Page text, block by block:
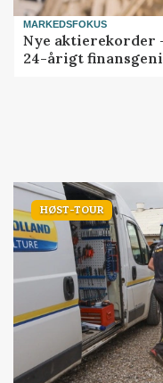
MARKEDSFOKUS
Nye aktierekorder
24-årigt finansgeni
HØST-TOUR